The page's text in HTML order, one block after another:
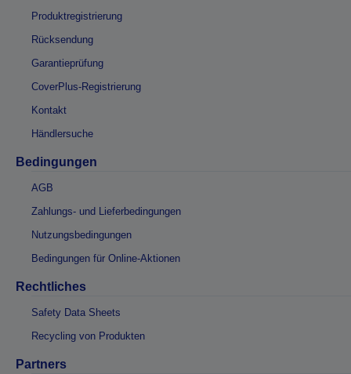
Produktregistrierung
Rücksendung
Garantieprüfung
CoverPlus-Registrierung
Kontakt
Händlersuche
Bedingungen
AGB
Zahlungs- und Lieferbedingungen
Nutzungsbedingungen
Bedingungen für Online-Aktionen
Rechtliches
Safety Data Sheets
Recycling von Produkten
Partners